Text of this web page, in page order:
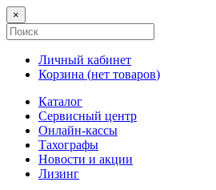
×
Личный кабинет
Корзина (нет товаров)
Каталог
Сервисный центр
Онлайн-кассы
Тахографы
Новости и акции
Лизинг